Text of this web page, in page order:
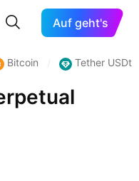
Auf geht's
Bitcoin Tether USDt